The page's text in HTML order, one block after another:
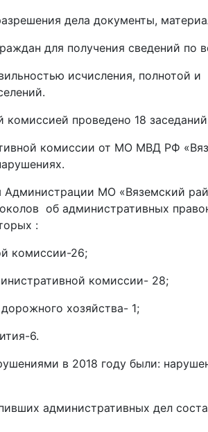
дела документы,
для получения сведений по
исчисления, полнотой
проведено 18
комиссии от МО МВД РФ
Администрации МО «Вяземский
об административных
:
комиссии-26;
комиссии- 28;
хозяйства- 1;
6.
в 2018 году были:
административных дел